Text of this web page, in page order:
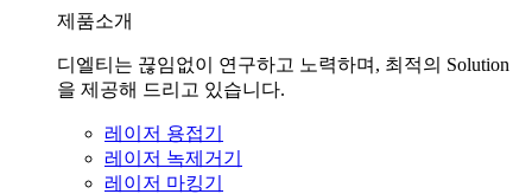
제품소개
디엘티는 끊임없이 연구하고 노력하며, 최적의 Solution
을 제공해 드리고 있습니다.
레이저 용접기
레이저 녹제거기
레이저 마킹기